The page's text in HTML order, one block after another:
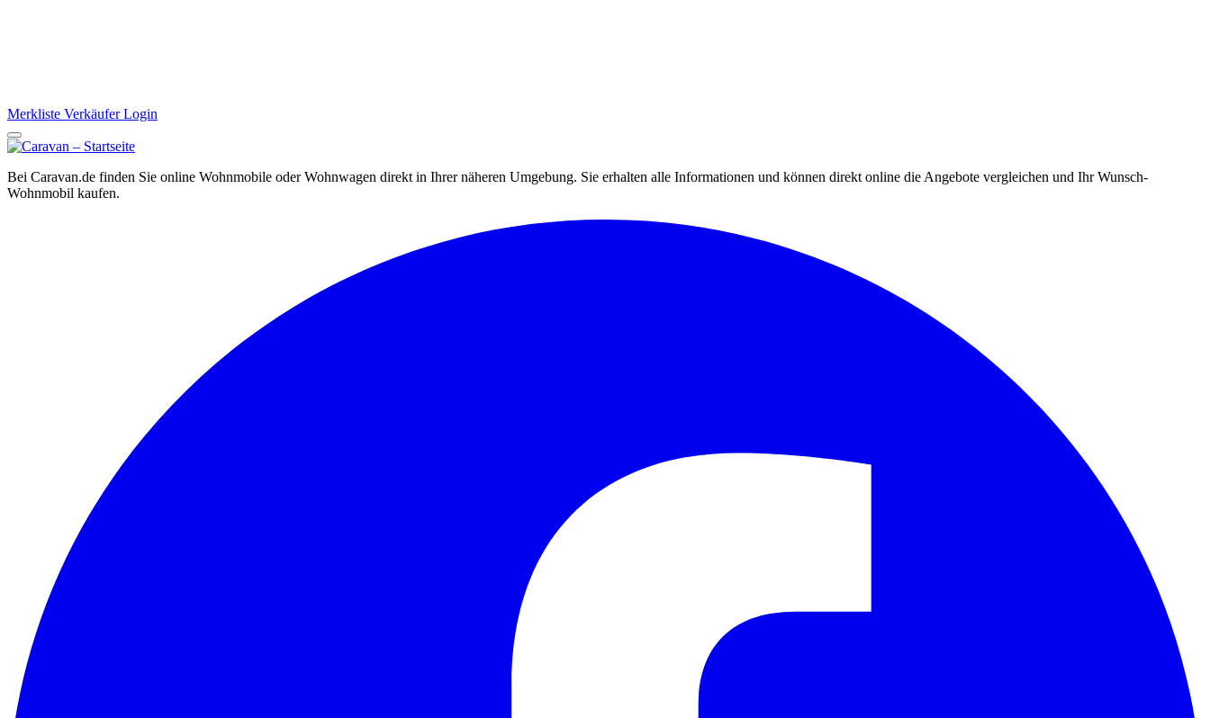
Merkliste Verkäufer Login
Bei Caravan.de finden Sie online Wohnmobile oder Wohnwagen direkt in Ihrer näheren Umgebung. Sie erhalten alle Informationen und können direkt online die Angebote vergleichen und Ihr Wunsch-
Wohnmobil kaufen.